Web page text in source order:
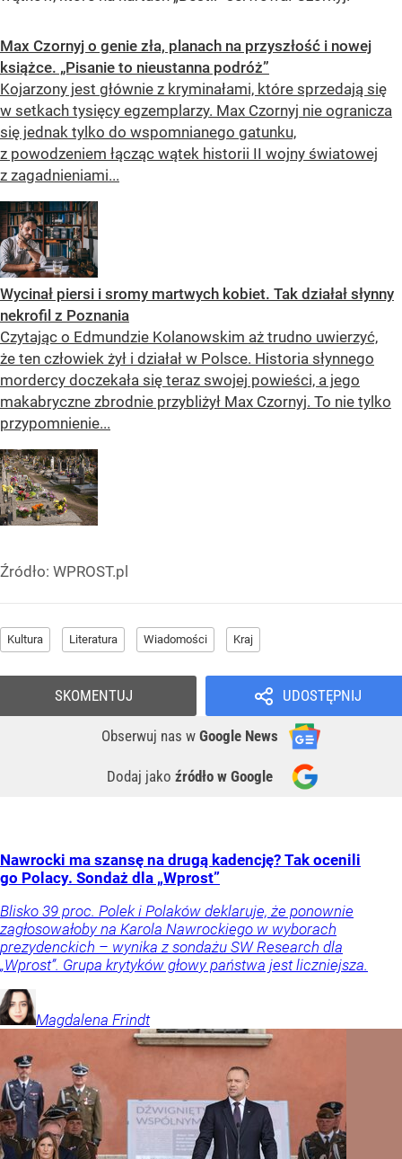
Max Czornyj o genie zła, planach na przyszłość i nowej
książce. „Pisanie to nieustanna podróż”
Kojarzony jest głównie z kryminałami, które sprzedają się
w setkach tysięcy egzemplarzy. Max Czornyj nie ogranicza
się jednak tylko do wspomnianego gatunku,
z powodzeniem łącząc wątek historii II wojny światowej
z zagadnieniami...
Wycinał piersi i sromy martwych kobiet. Tak działał słynny
nekrofil z Poznania
Czytając o Edmundzie Kolanowskim aż trudno uwierzyć,
że ten człowiek żył i działał w Polsce. Historia słynnego
mordercy doczekała się teraz swojej powieści, a jego
makabryczne zbrodnie przybliżył Max Czornyj. To nie tylko
przypomnienie...
Źródło: WPROST.pl
Kultura Literatura Wiadomości Kraj
UDOSTĘPNIJ
Obserwuj nas w Google News
Dodaj jako źródło w Google
SKOMENTUJ
Nawrocki ma szansę na drugą kadencję? Tak ocenili
go Polacy. Sondaż dla „Wprost”
Blisko 39 proc. Polek i Polaków deklaruje, że ponownie
zagłosowałoby na Karola Nawrockiego w wyborach
prezydenckich – wynika z sondażu SW Research dla
„Wprost”. Grupa krytyków głowy państwa jest liczniejsza.
Magdalena Frindt